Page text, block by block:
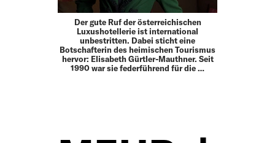
Der gute Ruf der österreichischen
Luxushotellerie ist international
unbestritten. Dabei sticht eine
Botschafterin des heimischen Tourismus
hervor: Elisabeth Gürtler-Mauthner. Seit
1990 war sie federführend für die …